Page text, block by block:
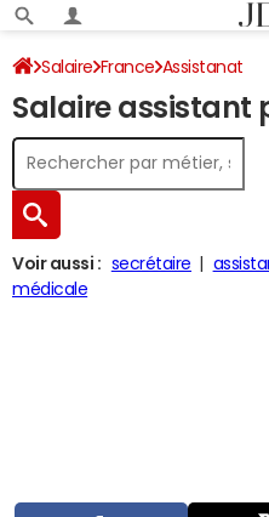
Salaire France Assistanat
Salaire assistant
Voir aussi : secrétaire
médicale